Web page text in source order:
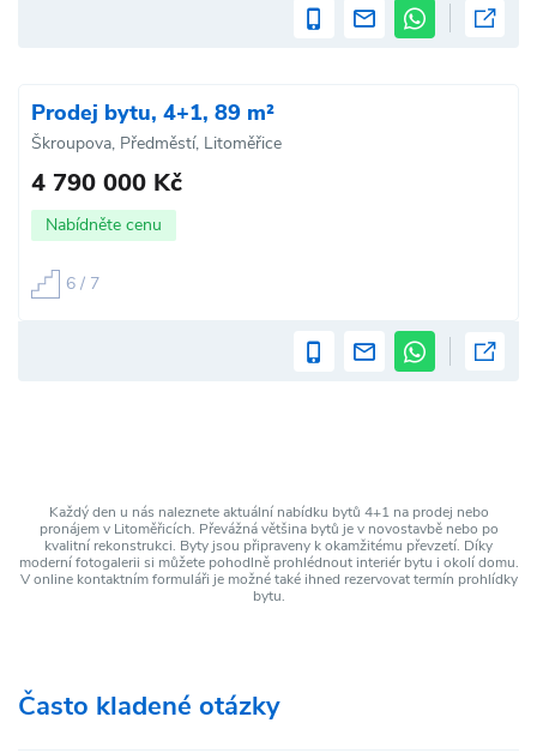
Prodej bytu, 4+1, 89 m²
Škroupova, Předměstí, Litoměřice
4 790 000 Kč
Nabídněte cenu
6 / 7
Každý den u nás naleznete aktuální nabídku bytů 4+1 na prodej nebo
pronájem v Litoměřicích. Převážná většina bytů je v novostavbě nebo po
kvalitní rekonstrukci. Byty jsou připraveny k okamžitému převzetí. Díky
moderní fotogalerii si můžete pohodlně prohlédnout interiér bytu i okolí domu.
V online kontaktním formuláři je možné také ihned rezervovat termín prohlídky
bytu.
Často kladené otázky